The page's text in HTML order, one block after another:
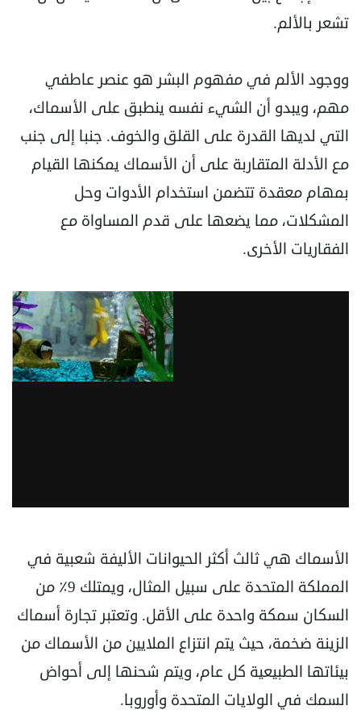
تشعر بالألم.
ووجود الألم في مفهوم البشر هو عنصر عاطفي
‏مهم، ويبدو أن الشيء نفسه ينطبق على الأسماك،
التي لديها القدرة على القلق والخوف. جنبا ‏إلى جنب
مع الأدلة المتقاربة على أن الأسماك يمكنها القيام
بمهام معقدة تتضمن استخدام الأدوات وحل
المشكلات، ‏مما يضعها على قدم المساواة مع
الفقاريات الأخرى.‏
الأسماك هي ثالث أكثر الحيوانات الأليفة شعبية في
المملكة المتحدة على سبيل المثال، ويمتلك 9٪ من
السكان سمكة ‏واحدة على الأقل. وتعتبر تجارة أسماك
الزينة ضخمة، حيث يتم انتزاع الملايين من الأسماك من
بيئاتها ‏الطبيعية كل عام، ويتم شحنها إلى أحواض
السمك في ‏الولايات المتحدة وأوروبا.‏